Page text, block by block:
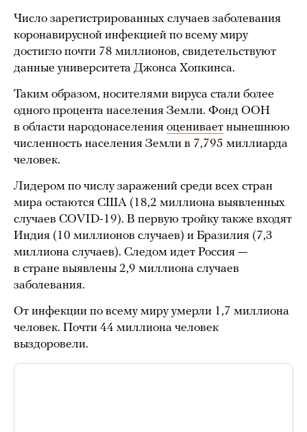
Число зарегистрированных случаев заболевания
коронавирусной инфекцией по всему миру
достигло почти 78 миллионов, свидетельствуют
данные университета Джонса Хопкинса.
Таким образом, носителями вируса стали более
одного процента населения Земли. Фонд ООН
в области народонаселения оценивает нынешнюю
численность населения Земли в 7,795 миллиарда
человек.
Лидером по числу заражений среди всех стран
мира остаются США (18,2 миллиона выявленных
случаев COVID-19). В первую тройку также входят
Индия (10 миллионов случаев) и Бразилия (7,3
миллиона случаев). Следом идет Россия —
в стране выявлены 2,9 миллиона случаев
заболевания.
От инфекции по всему миру умерли 1,7 миллиона
человек. Почти 44 миллиона человек
выздоровели.